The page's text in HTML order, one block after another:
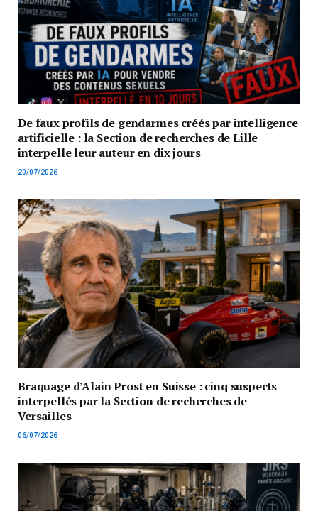
De faux profils de gendarmes créés par intelligence
artificielle : la Section de recherches de Lille
interpelle leur auteur en dix jours
20/07/2026
Braquage d’Alain Prost en Suisse : cinq suspects
interpellés par la Section de recherches de
Versailles
06/07/2026